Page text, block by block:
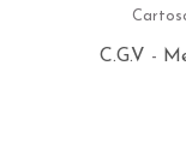
C.G.V -